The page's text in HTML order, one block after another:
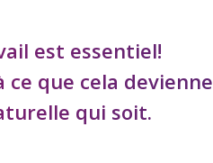
est essentiel!
que cela devienne
qui soit.